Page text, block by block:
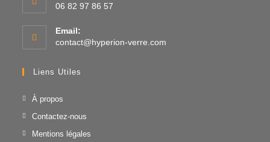
06 82 97 86 57
Email:
contact@hyperion-verre.com
Liens Utiles
À propos
Contactez-nous
Mentions légales